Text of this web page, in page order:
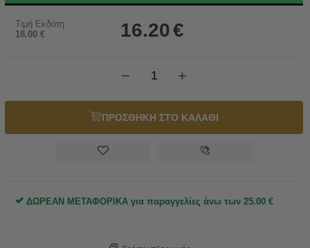
Τιμή Εκδότη
18.00 € 16.20€
+
−
ΠΡΟΣΘΗΚΗ ΣΤΟ ΚΑΛΑΘΙ
ΔΩΡΕΑΝ ΜΕΤΑΦΟΡΙΚΑ για παραγγελίες άνω των 25.00 €